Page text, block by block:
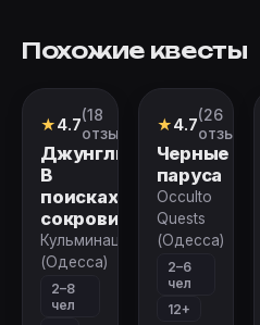
Похожие квесты
Квест
★4.7(18
отзывов)
Джунгли.
В
поисках
сокровищ
Кульминация
(Одесса)
2–8
чел
Квест
★4.7(26
отзывов)
Черные
паруса
Occulto
Quests
(Одесса)
2–6
чел
12+